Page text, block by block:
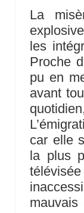
La
les
Proche
pu en
avant
car elle
la plus
mauvais